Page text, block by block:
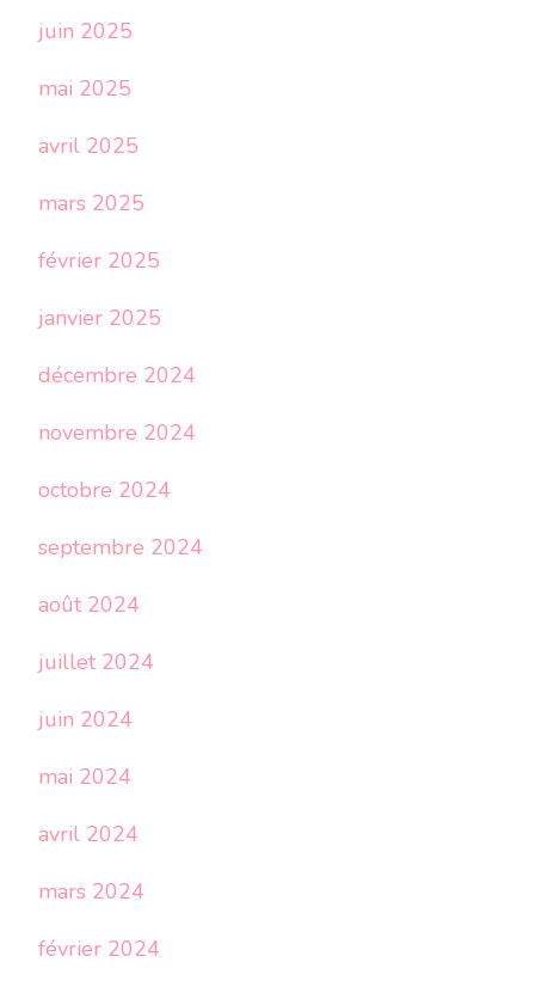
juin 2025
mai 2025
avril 2025
mars 2025
février 2025
janvier 2025
décembre 2024
novembre 2024
octobre 2024
septembre 2024
août 2024
juillet 2024
juin 2024
mai 2024
avril 2024
mars 2024
février 2024